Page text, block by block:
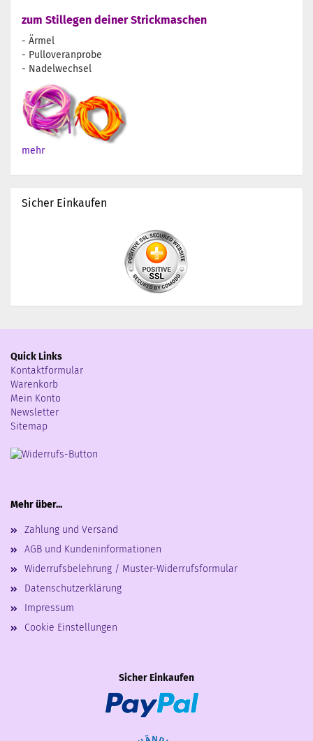
zum Stillegen deiner Strickmaschen
- Ärmel
- Pulloveranprobe
- Nadelwechsel
mehr
Sicher Einkaufen
Quick Links
Kontaktformular
Warenkorb
Mein Konto
Newsletter
Sitemap
Mehr über...
Zahlung und Versand
AGB und Kundeninformationen
Widerrufsbelehrung / Muster-Widerrufsformular
Datenschutzerklärung
Impressum
Cookie Einstellungen
Sicher Einkaufen